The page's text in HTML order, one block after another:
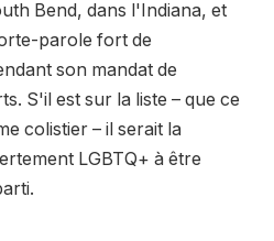
Bend, dans l'Indiana, et
parole fort de
son mandat de
S'il est sur la liste – que ce
colistier – il serait la
LGBTQ+ à être